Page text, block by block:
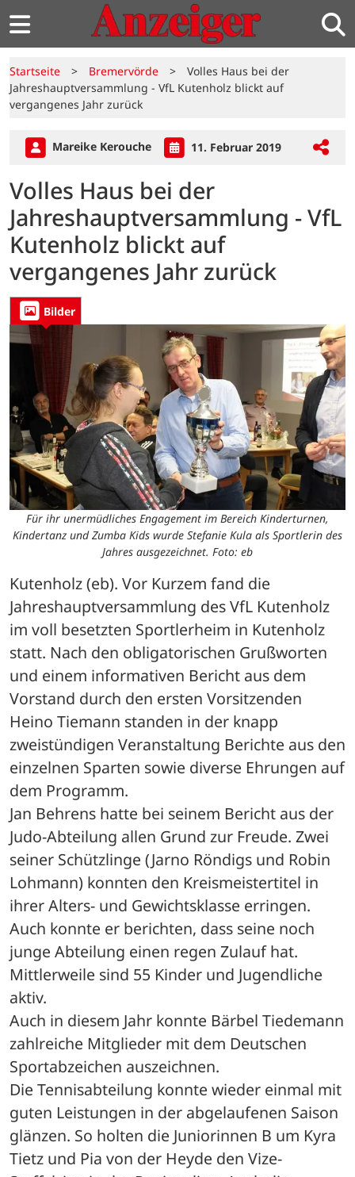
Startseite > Bremervörde >
Volles Haus bei der
Jahreshauptversammlung - VfL Kutenholz blickt auf
vergangenes Jahr zurück
Mareike Kerouche 11. Februar 2019
Volles Haus bei der
Jahreshauptversammlung - VfL
Kutenholz blickt auf
vergangenes Jahr zurück
Bilder
Für ihr unermüdliches Engagement im Bereich Kinderturnen,
Kindertanz und Zumba Kids wurde Stefanie Kula als Sportlerin des
Jahres ausgezeichnet. Foto: eb
Kutenholz (eb). Vor Kurzem fand die
Jahreshauptversammlung des VfL Kutenholz
im voll besetzten Sportlerheim in Kutenholz
statt. Nach den obligatorischen Grußworten
und einem informativen Bericht aus dem
Vorstand durch den ersten Vorsitzenden
Heino Tiemann standen in der knapp
zweistündigen Veranstaltung Berichte aus den
einzelnen Sparten sowie diverse Ehrungen auf
dem Programm.
Jan Behrens hatte bei seinem Bericht aus der
Judo-Abteilung allen Grund zur Freude. Zwei
seiner Schützlinge (Jarno Röndigs und Robin
Lohmann) konnten den Kreismeistertitel in
ihrer Alters- und Gewichtsklasse erringen.
Auch konnte er berichten, dass seine noch
junge Abteilung einen regen Zulauf hat.
Mittlerweile sind 55 Kinder und Jugendliche
aktiv.
Auch in diesem Jahr konnte Bärbel Tiedemann
zahlreiche Mitglieder mit dem Deutschen
Sportabzeichen auszeichnen.
Die Tennisabteilung konnte wieder einmal mit
guten Leistungen in der abgelaufenen Saison
glänzen. So holten die Juniorinnen B um Kyra
Tietz und Pia von der Heyde den Vize-